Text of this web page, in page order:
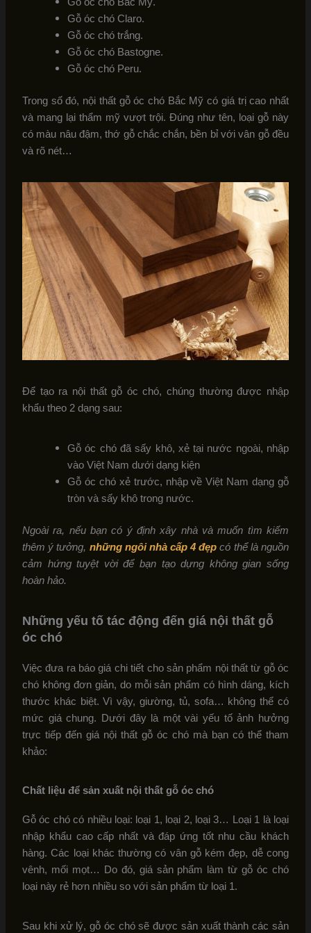
Gỗ óc chó Claro.
Gỗ óc chó trắng.
Gỗ óc chó Bastogne.
Gỗ óc chó Peru.
Trong số đó, nội thất gỗ óc chó Bắc Mỹ có giá trị cao nhất
và mang lại thẩm mỹ vượt trội. Đúng như tên, loại gỗ này
có màu nâu đậm, thớ gỗ chắc chắn, bền bỉ với vân gỗ đều
và rõ nét…
Để tạo ra nội thất gỗ óc chó, chúng thường được nhập
khẩu theo 2 dạng sau:
Gỗ óc chó đã sấy khô, xẻ tại nước ngoài, nhập
vào Việt Nam dưới dạng kiện
Gỗ óc chó xẻ trước, nhập về Việt Nam dạng gỗ
tròn và sấy khô trong nước.
Ngoài ra, nếu bạn có ý định xây nhà và muốn tìm kiếm
thêm ý tưởng, những ngôi nhà cấp 4 đẹp có thể là nguồn
cảm hứng tuyệt vời để bạn tạo dựng không gian sống
hoàn hảo.
Những yếu tố tác động đến giá nội thất gỗ
óc chó
Việc đưa ra báo giá chi tiết cho sản phẩm nội thất từ gỗ óc
chó không đơn giản, do mỗi sản phẩm có hình dáng, kích
thước khác biệt. Vì vậy, giường, tủ, sofa… không thể có
mức giá chung. Dưới đây là một vài yếu tố ảnh hưởng
trực tiếp đến giá nội thất gỗ óc chó mà bạn có thể tham
khảo:
Chất liệu để sản xuất nội thất gỗ óc chó
Gỗ óc chó có nhiều loại: loại 1, loại 2, loại 3… Loại 1 là loại
nhập khẩu cao cấp nhất và đáp ứng tốt nhu cầu khách
hàng. Các loại khác thường có vân gỗ kém đẹp, dễ cong
vênh, mối mọt… Do đó, giá sản phẩm làm từ gỗ óc chó
loại này rẻ hơn nhiều so với sản phẩm từ loại 1.
Sau khi xử lý, gỗ óc chó sẽ được sản xuất thành các sản